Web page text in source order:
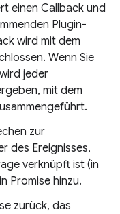
einen Callback und
Plugin-
wird mit dem
Wenn Sie
jeder
mit dem
zur
des Ereignisses,
verknüpft ist (in
Promise hinzu.
zurück, das